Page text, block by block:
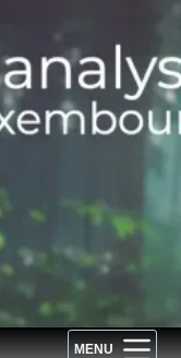
MENU